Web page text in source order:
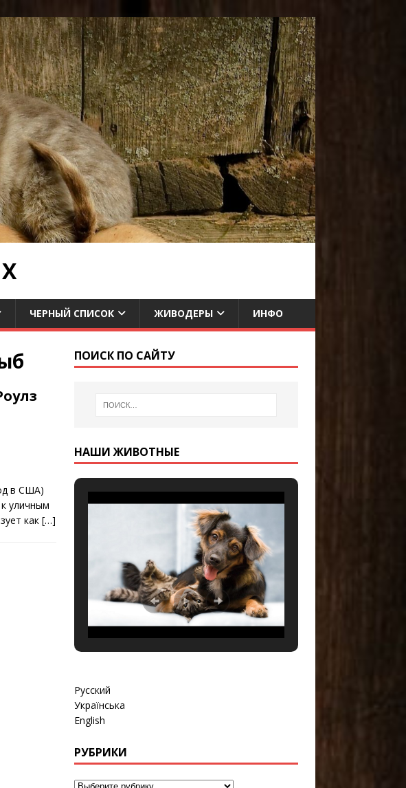
ЧЕРНЫЙ СПИСОК ЖИВОДЕРЫ ИНФО
в США)
уличным
как […]
ПОИСК ПО САЙТУ
НАШИ ЖИВОТНЫЕ
Русский
Українська
English
РУБРИКИ